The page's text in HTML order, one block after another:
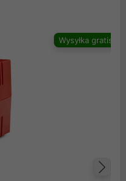
Wysyłka gratis